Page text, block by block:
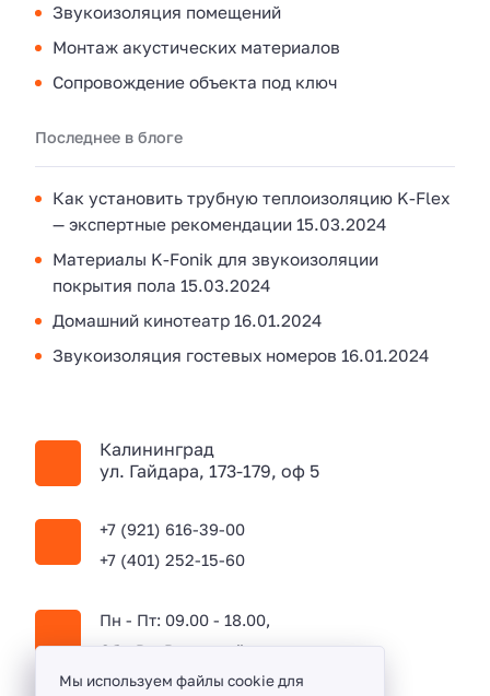
Звукоизоляция помещений
Монтаж акустических материалов
Сопровождение объекта под ключ
Последнее в блоге
Как установить трубную теплоизоляцию K-Flex
— экспертные рекомендации 15.03.2024
Материалы K-Fonik для звукоизоляции
покрытия пола 15.03.2024
Домашний кинотеатр 16.01.2024
Звукоизоляция гостевых номеров 16.01.2024
Калининград
ул. Гайдара, 173-179, оф 5
+7 (921) 616-39-00
+7 (401) 252-15-60
Пн - Пт: 09.00 - 18.00,
Сб - Вс: Выходной
Мы используем файлы cookie для